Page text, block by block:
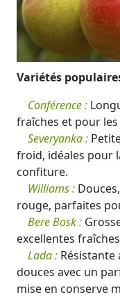
Variétés
Conférence :
fraîches et pour
Severyanka :
froid, idéales pour
confiture.
Williams :
rouge, parfaites
Bere Bosk :
excellentes
Lada :
douces avec un
mise en conserve